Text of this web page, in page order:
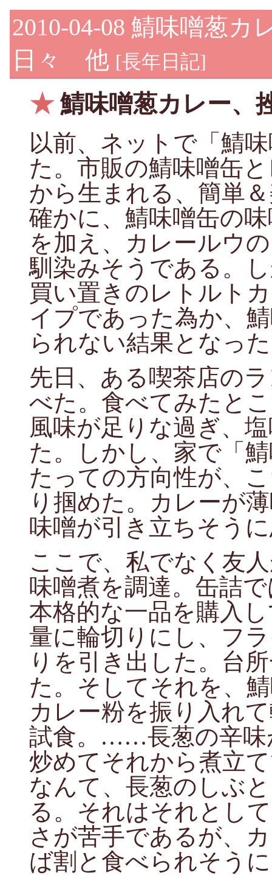
2010-04-08 鯖味噌葱カ
日々 他 [長年日記]
★鯖味噌葱カレー、
以前、ネットで「鯖
た。市販の鯖味噌缶
から生まれる、簡単
確かに、鯖味噌缶の
を加え、カレールウ
馴染みそうである。
買い置きのレトルト
イプであった為か、
られない結果となっ
先日、ある喫茶店の
べた。食べてみたと
風味が足りな過ぎ、
た。しかし、家で「
たっての方向性が、
り掴めた。カレーが
味噌が引き立ちそう
ここで、私でなく友
味噌煮を調達。缶詰
本格的な一品を購入
量に輪切りにし、フ
りを引き出した。台
た。そしてそれを、
カレー粉を振り入れ
試食。……長葱の辛味
炒めてそれから煮立
なんて、長葱のしぶ
る。それはそれとし
さが苦手であるが、
ば割と食べられそう